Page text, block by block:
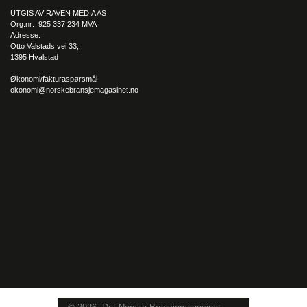
bestselgeren. Det er innstegsmodellen til Hymer; en enklere bil
UTGIS AV RAVEN MEDIA AS
Org.nr: 925 337 234 MVA
Adresse:
Otto Valstads vei 33,
1395 Hvalstad
Økonomi/fakturaspørsmål
okonomi@norskebransjemagasinet.no